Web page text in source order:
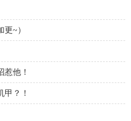
~）
惹他！
甲？！